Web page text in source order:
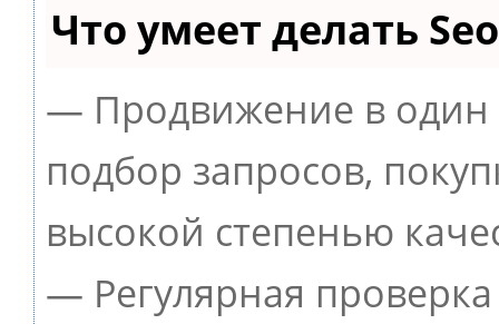
Что умеет делать
— Продвижение в один
подбор запросов,
высокой степенью
— Регулярная